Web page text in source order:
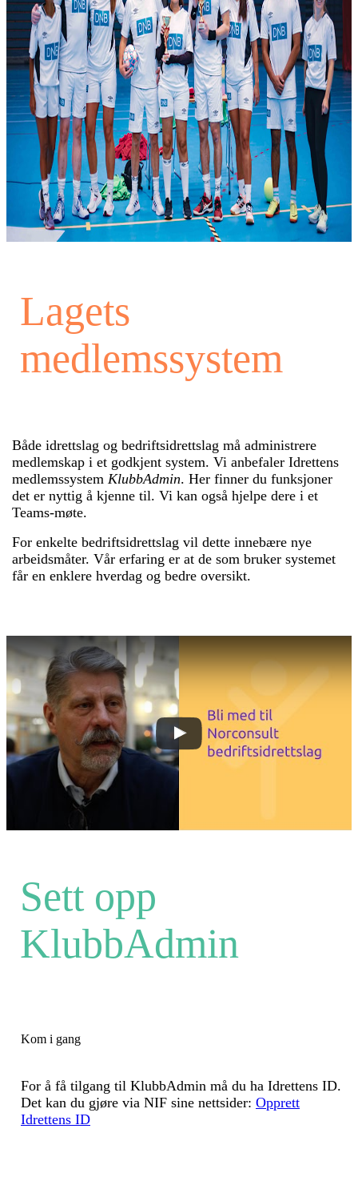
Lagets
medlemssystem
Både idrettslag og bedriftsidrettslag må administrere
medlemskap i et godkjent system. Vi anbefaler Idrettens
medlemssystem KlubbAdmin. Her finner du funksjoner
det er nyttig å kjenne til. Vi kan også hjelpe dere i et
Teams-møte.
For enkelte bedriftsidrettslag vil dette innebære nye
arbeidsmåter. Vår erfaring er at de som bruker systemet
får en enklere hverdag og bedre oversikt.
Sett opp
KlubbAdmin
Kom i gang
For å få tilgang til KlubbAdmin må du ha Idrettens ID.
Det kan du gjøre via NIF sine nettsider: Opprett
Idrettens ID